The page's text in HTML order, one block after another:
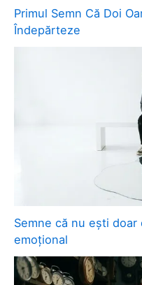
Primul Semn Că Doi
Îndepărteze
Semne că nu ești
emoțional